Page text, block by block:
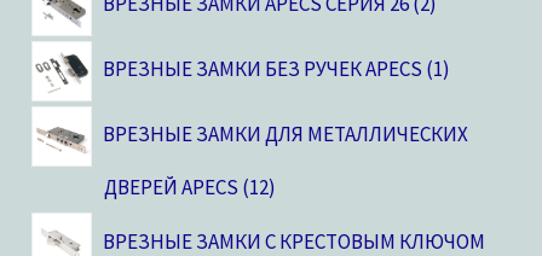
ВРЕЗНЫЕ ЗАМКИ БЕЗ РУЧЕК APECS 1
ВРЕЗНЫЕ ЗАМКИ ДЛЯ МЕТАЛЛИЧЕСКИХ
ДВЕРЕЙ APECS 12
ВРЕЗНЫЕ ЗАМКИ С КРЕСТОВЫМ КЛЮЧОМ